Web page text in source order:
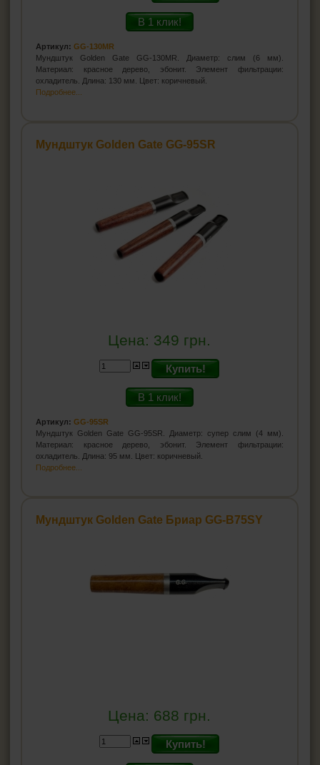
В 1 клик!
Артикул: GG-130MR
Мундштук Golden Gate GG-130MR. Диаметр: слим (6 мм).
Материал: красное дерево, эбонит. Элемент фильтрации:
охладитель. Длина: 130 мм. Цвет: коричневый.
Подробнее...
Мундштук Golden Gate GG-95SR
Цена: 349 грн.
Купить!
В 1 клик!
Артикул: GG-95SR
Мундштук Golden Gate GG-95SR. Диаметр: супер слим (4 мм).
Материал: красное дерево, эбонит. Элемент фильтрации:
охладитель. Длина: 95 мм. Цвет: коричневый.
Подробнее...
Мундштук Golden Gate Бриар GG-B75SY
Цена: 688 грн.
Купить!